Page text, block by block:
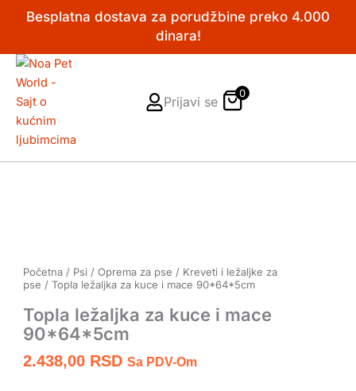
PređiBesplatna dostava za porudžbine preko 4.000
dinara!
Prijavi se
0
Početna / Psi /Oprema za pse / Kreveti i ležaljke za
pse / Topla ležaljka za kuce i mace 90*64*5cm
Topla ležaljka za kuce i mace
90*64*5cm
2.438,00 RSD Sa PDV-Om